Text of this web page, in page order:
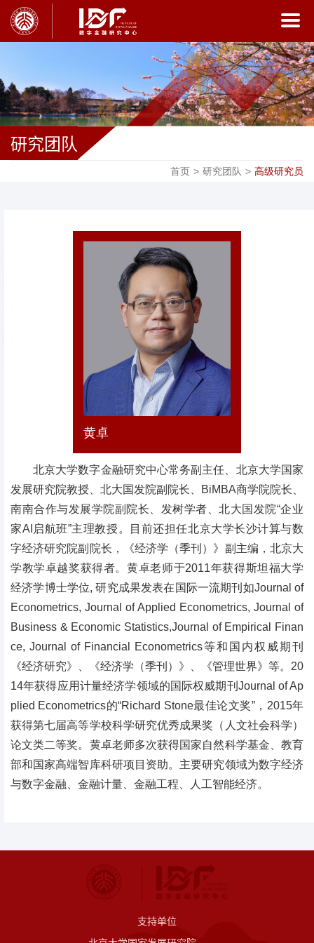
研究团队
首页 > 研究团队 > 高级研究员
黄卓
北京大学数字金融研究中心常务副主任、北京大学国家
发展研究院教授、北大国发院副院长、BiMBA商学院院长、
南南合作与发展学院副院长、发树学者、北大国发院“企业
家AI启航班”主理教授。目前还担任北京大学长沙计算与数
字经济研究院副院长，《经济学（季刊）》副主编，北京大
学教学卓越奖获得者。黄卓老师于2011年获得斯坦福大学
经济学博士学位, 研究成果发表在国际一流期刊如Journal of
Econometrics, Journal of Applied Econometrics, Journal of
Business & Economic Statistics,Journal of Empirical Finan
ce, Journal of Financial Econometrics等和国内权威期刊
《经济研究》、《经济学（季刊）》、《管理世界》等。20
14年获得应用计量经济学领域的国际权威期刊Journal of Ap
plied Econometrics的“Richard Stone最佳论文奖”，2015年
获得第七届高等学校科学研究优秀成果奖（人文社会科学）
论文类二等奖。黄卓老师多次获得国家自然科学基金、教育
部和国家高端智库科研项目资助。主要研究领域为数字经济
与数字金融、金融计量、金融工程、人工智能经济。
支持单位